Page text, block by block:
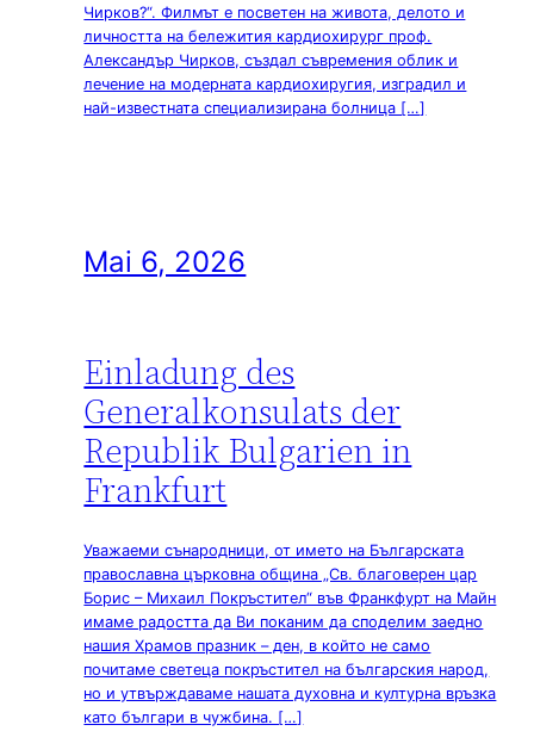
Чирков?“. Филмът е посветен на живота, делото и
личността на бележития кардиохирург проф.
Александър Чирков, създал съвремения облик и
лечение на модерната кардиохиругия, изградил и
най-известната специализирана болница […]
Mai 6, 2026
Einladung des
Generalkonsulats der
Republik Bulgarien in
Frankfurt
Уважаеми сънародници, от името на Българската
православна църковна община „Св. благоверен цар
Борис – Михаил Покръстител“ във Франкфурт на Майн
имаме радостта да Ви поканим да споделим заедно
нашия Храмов празник – ден, в който не само
почитаме светеца покръстител на българския народ,
но и утвърждаваме нашата духовна и културна връзка
като българи в чужбина. […]